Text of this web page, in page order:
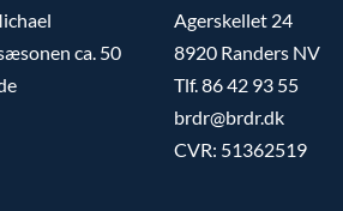
ca. 50
Agerskellet 24
8920 Randers NV
Tlf. 86 42 93 55
brdr@brdr.dk
CVR: 51362519